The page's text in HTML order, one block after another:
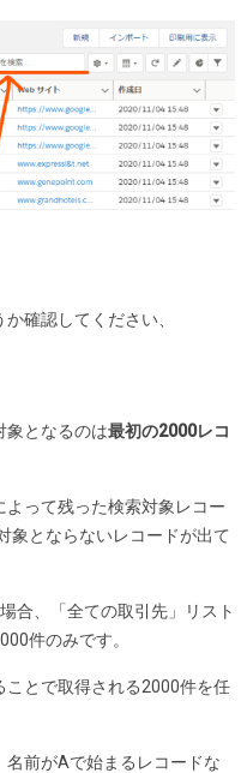
確認してください、
象となるのは最初の2000レコ
って残った検索対象レコー
象とならないレコードが出て
合、「全ての取引先」リスト
件のみです。
ことで取得される2000件を任
前がAで始まるレコードな